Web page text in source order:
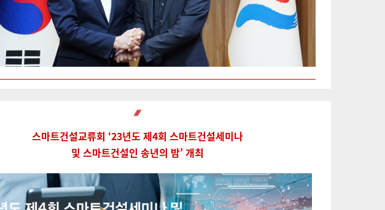
스마트건설교류회 ‘23년도 제4회 스마트건설세미나
및 스마트건설인 송년의 밤’ 개최